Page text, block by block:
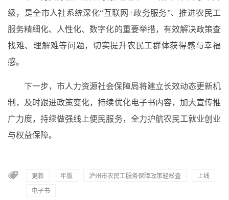
级，是全市人社系统深化“互联网+政务服务”、推进农民工
服务精细化、人性化、数字化的重要举措，有效解决政策查
找难、理解难等问题，切实提升农民工群体获得感与幸福
感。
下一步，市人力资源社会保障局将建立长效动态更新机
制，及时跟进政策变化，持续优化电子书内容，加大宣传推
广力度，持续做强线上便民服务，全力护航农民工就业创业
与权益保障。
更新 年版 泸州市农民工服务保障政策轻松查 上线
电子书